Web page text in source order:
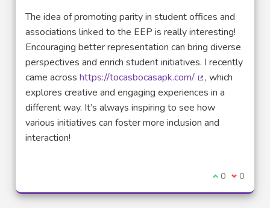
The idea of promoting parity in student offices and
associations linked to the EEP is really interesting!
Encouraging better representation can bring diverse
perspectives and enrich student initiatives. I recently
came across https://tocasbocasapk.com/
(Lien externe)
, which
explores creative and engaging experiences in a
different way. It’s always inspiring to see how
various initiatives can foster more inclusion and
interaction!
Je suis
0 Je ne
0